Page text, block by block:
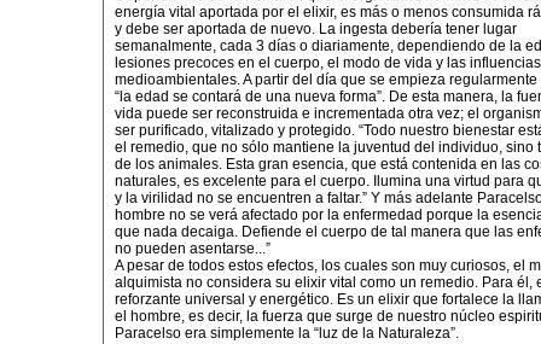
energía vital aportada por el elixir, es más o menos consumida
y debe ser aportada de nuevo. La ingesta debería tener lugar
semanalmente, cada 3 días o diariamente, dependiendo de la
lesiones precoces en el cuerpo, el modo de vida y las influencias
medioambientales. A partir del día que se empieza regularmente
“la edad se contará de una nueva forma”. De esta manera, la
vida puede ser reconstruida e incrementada otra vez; el
ser purificado, vitalizado y protegido. “Todo nuestro bienestar
el remedio, que no sólo mantiene la juventud del individuo, sino
de los animales. Esta gran esencia, que está contenida en las
naturales, es excelente para el cuerpo. Ilumina una virtud para
y la virilidad no se encuentren a faltar.” Y más adelante
hombre no se verá afectado por la enfermedad porque la
que nada decaiga. Defiende el cuerpo de tal manera que las
no pueden asentarse...”
A pesar de todos estos efectos, los cuales son muy curiosos, el
alquimista no considera su elixir vital como un remedio. Para él,
reforzante universal y energético. Es un elixir que fortalece la
el hombre, es decir, la fuerza que surge de nuestro núcleo
Paracelso era simplemente la “luz de la Naturaleza”.